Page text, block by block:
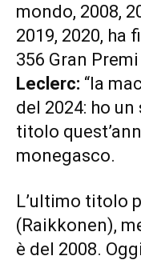
mondo, 2008,
2019, 2020, ha
356 Gran
Leclerc: “la
del 2024: ho
titolo
monegasco.
L’ultimo titolo
(Raikkonen),
è del 2008.